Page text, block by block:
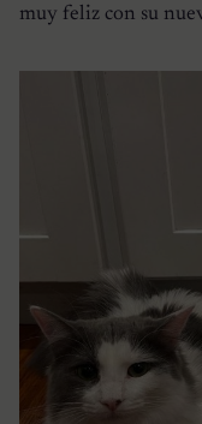
muy feliz con su